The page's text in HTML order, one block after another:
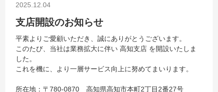
2025.12.04
支店開設のお知らせ
平素よりご愛顧いただき、誠にありがとうございます。
このたび、当社は業務拡大に伴い 高知支店 を開設いたしま
した。
これを機に、より一層サービス向上に努めてまいります。
所在地：〒780-0870 高知県高知市本町2丁目2番27号